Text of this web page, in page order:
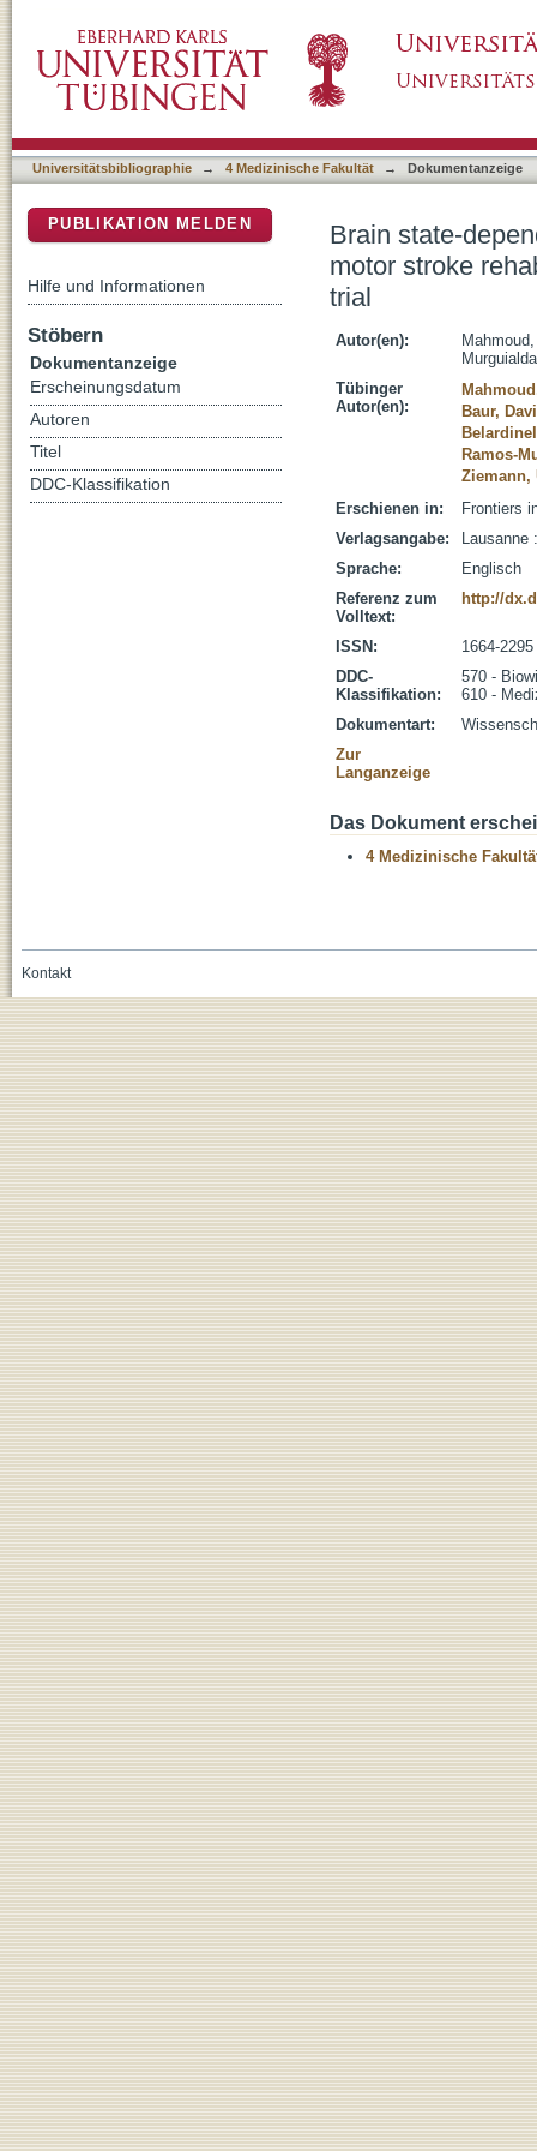
proof of concept randomized controlled trial
Universitätsbibliographie → 4 Medizinische Fakultät → Dokumentanzeige
Brain state-
motor stroke
trial
Autor(en):
Tübinger
Autor(en):
Baur,
Ramos-
Ziemann,
Erschienen in:
Frontiers
Verlagsangabe:
Lausanne
Sprache:
Englisch
Referenz zum
Volltext:
http://
ISSN:
1664-2295
DDC-
Klassifikation:
570 -
610 -
Dokumentart:
Zur
Langanzeige
Das Dokument
4 Medizinische
PUBLIKATION MELDEN
Hilfe und Informationen
Stöbern
Dokumentanzeige
Erscheinungsdatum
Autoren
Titel
DDC-Klassifikation
Kontakt